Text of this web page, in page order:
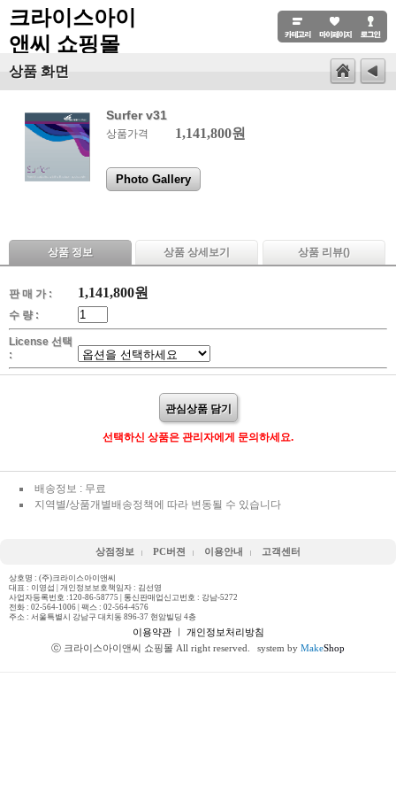
크라이스아이
앤씨 쇼핑몰
상품 화면
Surfer v31
상품가격 1,141,800원
Photo Gallery
상품 정보 상품 상세보기 상품 리뷰()
판 매 가 : 1,141,800원
수 량 :
License 선택
:
관심상품 담기
선택하신 상품은 관리자에게 문의하세요.
배송정보 : 무료
지역별/상품개별배송정책에 따라 변동될 수 있습니다
상점정보 PC버젼 이용안내 고객센터
상호명 : (주)크라이스아이앤씨
대표 : 이영섭 | 개인정보보호책임자 : 김선영
사업자등록번호 :120-86-58775 | 통신판매업신고번호 : 강남-5272
전화 : 02-564-1006 | 팩스 : 02-564-4576
주소 : 서울특별시 강남구 대치동 896-37 현암빌딩 4층
이용약관ㅣ 개인정보처리방침
ⓒ 크라이스아이앤씨 쇼핑몰 All right reserved.
system by MakeShop